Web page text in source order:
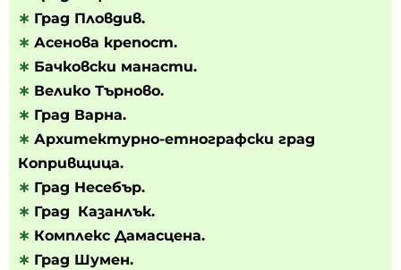
∗ Град Пловдив.
∗ Асенова крепост.
∗ Бачковски манасти.
∗ Велико Търново.
∗ Град Варна.
∗ Архитектурно-етнографски град
Копривщица.
∗ Град Несебър.
∗ Град Казанлък.
∗ Комплекс Дамасцена.
∗ Град Шумен.